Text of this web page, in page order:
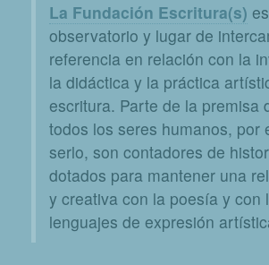
La Fundación Escritura(s) es
observatorio y lugar de
referencia en relación con la
la didáctica y la práctica
escritura. Parte de la premisa
todos los seres humanos, por
serlo, son contadores de
dotados para mantener una
y creativa con la poesía y con
lenguajes de expresión